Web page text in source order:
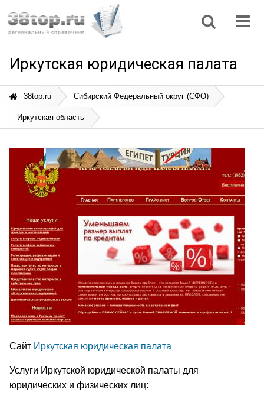
Иркутская юридическая палата
38top.ru Сибирский Федеральный округ (СФО)
Иркутская область
Сайт Иркутская юридическая палата
Услуги Иркутской юридической палаты для
юридических и физических лиц: